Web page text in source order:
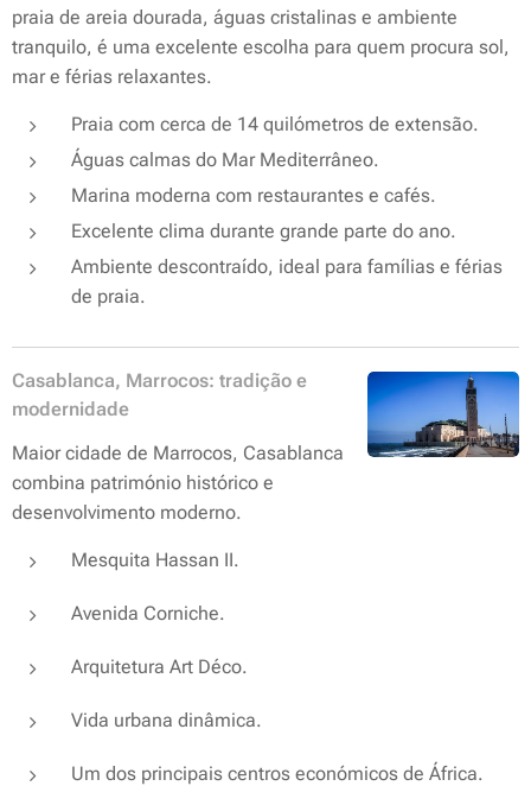
praia de areia dourada, águas cristalinas e ambiente
tranquilo, é uma excelente escolha para quem procura sol,
mar e férias relaxantes.
Praia com cerca de 14 quilómetros de extensão.
Águas calmas do Mar Mediterrâneo.
Marina moderna com restaurantes e cafés.
Excelente clima durante grande parte do ano.
Ambiente descontraído, ideal para famílias e férias
de praia.
Casablanca, Marrocos: tradição e
modernidade
Maior cidade de Marrocos, Casablanca
combina património histórico e
desenvolvimento moderno.
Mesquita Hassan II.
Avenida Corniche.
Arquitetura Art Déco.
Vida urbana dinâmica.
Um dos principais centros económicos de África.